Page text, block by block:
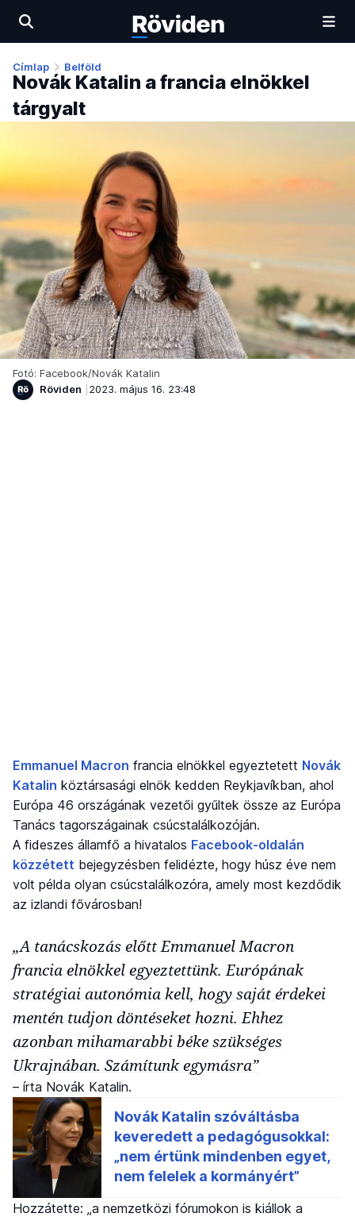
Címlap Belföld
Novák Katalin a francia elnökkel
tárgyalt
Fotó: Facebook/Novák Katalin
Röviden
2023. május 16. 23:48
Emmanuel Macron francia elnökkel egyeztetett Novák
Katalin köztársasági elnök kedden Reykjavíkban, ahol
Európa 46 országának vezetői gyűltek össze az Európa
Tanács tagországainak csúcstalálkozóján.
A fideszes államfő a hivatalos Facebook-oldalán
közzétett bejegyzésben felidézte, hogy húsz éve nem
volt példa olyan csúcstalálkozóra, amely most kezdődik
az izlandi fővárosban!
„A tanácskozás előtt Emmanuel Macron
francia elnökkel egyeztettünk. Európának
stratégiai autonómia kell, hogy saját érdekei
mentén tudjon döntéseket hozni. Ehhez
azonban mihamarabbi béke szükséges
Ukrajnában. Számítunk egymásra”
– írta Novák Katalin.
Hozzátette: „a nemzetközi fórumokon is kiállok a